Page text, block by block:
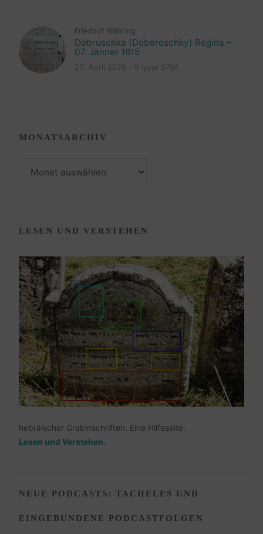
Friedhof Währing
Dobruschka (Doberoschky) Regina –
07. Jänner 1815
MONATSARCHIV
LESEN UND VERSTEHEN
hebräischer Grabinschriften. Eine Hilfeseite:
Lesen und Verstehen
NEUE PODCASTS: TACHELES UND
EINGEBUNDENE PODCASTFOLGEN